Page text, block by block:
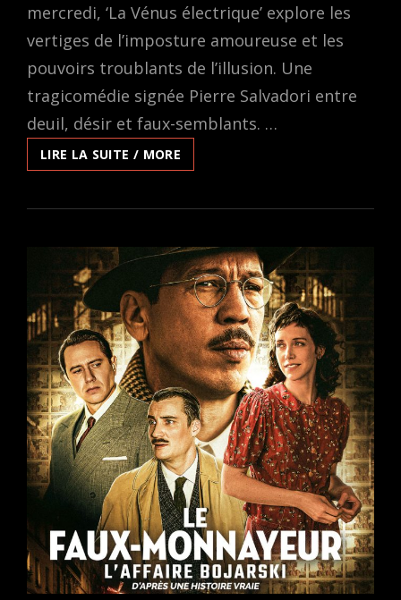
mercredi, ‘La Vénus électrique’ explore les
vertiges de l’imposture amoureuse et les
pouvoirs troublants de l’illusion. Une
tragicomédie signée Pierre Salvadori entre
deuil, désir et faux-semblants. …
LIRE LA SUITE / MORE
VÉNUS
DE
SALVADORI
PRÉSENTÉ
À
VANCOUVER
LE
2
SEPTEMBRE